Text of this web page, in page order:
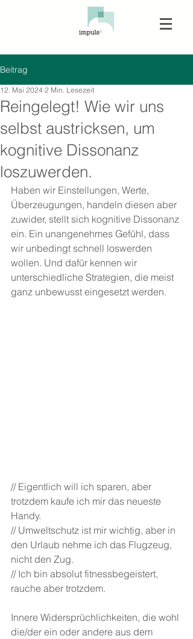
Beitrag
Reingelegt! Wie wir uns
selbst austricksen, um
kognitive Dissonanz
loszuwerden.
12. Mai 2024 2 Min. Lesezeit
Haben wir Einstellungen, Werte,
Überzeugungen, handeln diesen aber
zuwider, stellt sich kognitive Dissonanz
ein. Ein unangenehmes Gefühl, dass
wir unbedingt schnell loswerden
wollen. Und dafür kennen wir
unterschiedliche Strategien, die meist
ganz unbewusst eingesetzt werden.
// Eigentlich will ich sparen, aber
trotzdem kaufe ich mir das neueste
Handy.
// Umweltschutz ist mir wichtig, aber in
den Urlaub nehme ich das Flugzeug,
nicht den Zug.
// Ich bin absolut fitnessbegeistert,
rauche aber trotzdem.
Innere Widersprüchlichkeiten, die wohl
die/der ein oder andere aus dem